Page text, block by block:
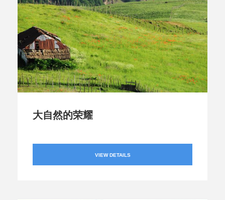
大自然的荣耀
VIEW DETAILS